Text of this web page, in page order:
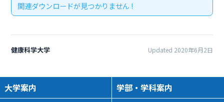
関連ダウンロードが見つかりません !
健康科学大学 Updated 2020年6月2日
大学案内
学部・学科案内